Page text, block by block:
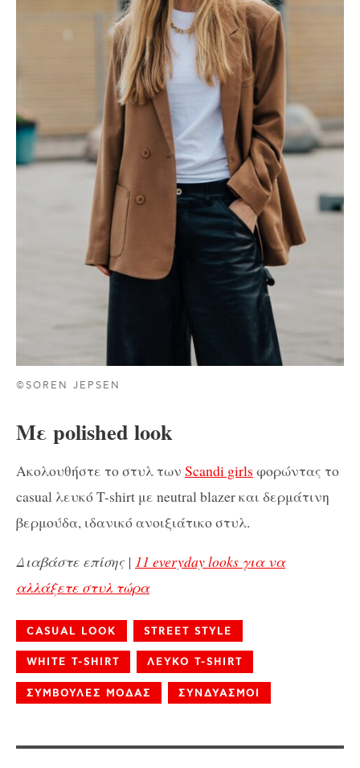
©SOREN JEPSEN
Με polished look
Ακολουθήστε το στυλ των Scandi girls φορώντας το
casual λευκό T-shirt με neutral blazer και δερμάτινη
βερμούδα, ιδανικό ανοιξιάτικο στυλ.
Διαβάστε επίσης | 11 everyday looks για να
αλλάξετε στυλ τώρα
CASUAL LOOK STREET STYLE
WHITE T-SHIRT ΛΕΥΚΟ T-SHIRT
ΣΥΜΒΟΥΛΕΣ ΜΟΔΑΣ ΣΥΝΔΥΑΣΜΟΙ